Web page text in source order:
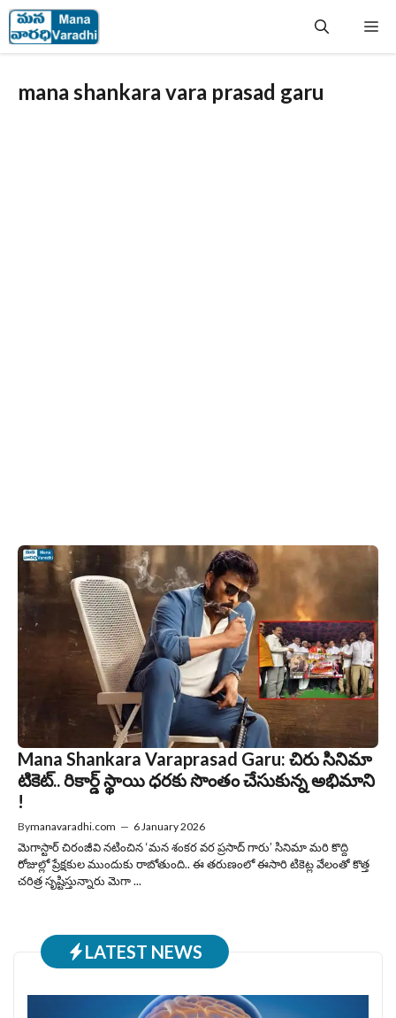
Skip
to
content
mana shankara vara prasad garu
Mana Shankara Varaprasad Garu: చిరు సినిమా
టికెట్‌.. రికార్డ్ స్థాయి ధరకు సొంతం చేసుకున్న అభిమాని
!
Bymanavaradhi.com — 6 January 2026
మెగాస్టార్ చిరంజీవి నటించిన ‘మన శంకర వర ప్రసాద్ గారు’ సినిమా మరి కొద్ది
రోజుల్లో ప్రేక్షకుల ముందుకు రాబోతుంది.. ఈ తరుణంలో ఈసారి టికెట్ల వేలంతో కొత్త
చరిత్ర సృష్టిస్తున్నారు మెగా ...
LATEST NEWS